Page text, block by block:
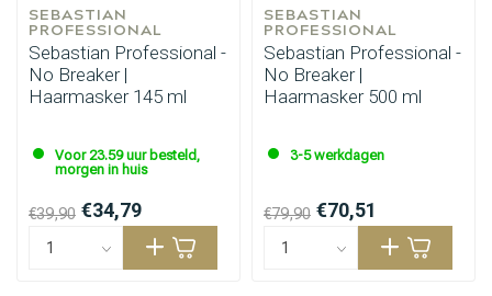
SEBASTIAN
PROFESSIONAL
Sebastian Professional -
No Breaker |
Haarmasker 145 ml
Voor 23.59 uur besteld,
morgen in huis
€39,90 €34,79
SEBASTIAN
PROFESSIONAL
Sebastian Professional -
No Breaker |
Haarmasker 500 ml
3-5 werkdagen
€79,90 €70,51